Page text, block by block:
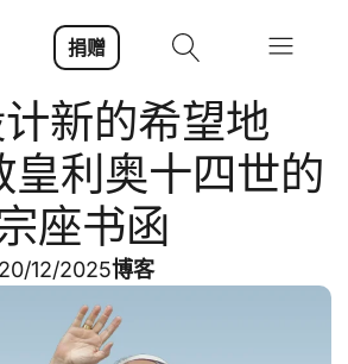
捐赠
新的希望地
皇利奥十四世的
座书函
20/12/2025博客